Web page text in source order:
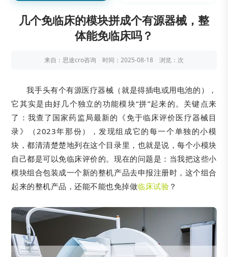
几个免临床的模块拼成个有源器械，整
体能免临床吗？
来自：思途cro咨询 时间：2025-08-18 浏览： 次
我手头有个有源医疗器械（就是得插电或用电池的），
它其实是由好几个独立的功能模块“拼”起来的。关键点来
了：我查了国家药监局最新的《免于临床评价医疗器械目
录》（2023年那份），发现组成它的每一个单独的小模
块，都清清楚楚地列在这个目录里，也就是说，每个小模块
自己都是可以免临床评价的。现在的问题是：当我把这些小
模块组合包装成一个新的整机产品去申报注册时，这个组合
起来的整机产品，还能不能也免掉做临床试验 ？